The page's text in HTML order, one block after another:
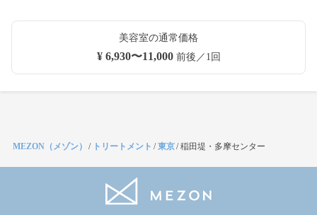
美容室の通常価格
¥ 6,930〜11,000前後／1回
MEZON（メゾン） / トリートメント /東京/稲田堤・多摩センター